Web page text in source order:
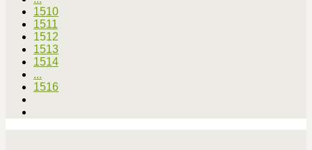
1510
1511
1512
1513
1514
...
1516